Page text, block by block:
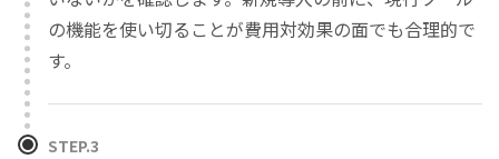
の機能を使い切ることが費用対効果の面でも合理的で
す。
STEP.3